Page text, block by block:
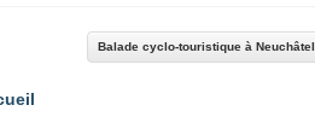
Balade cyclo-touristique à Neuchâtel